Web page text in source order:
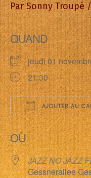
ParSonny Troupé
QUAND
jeudi 01
21:30
AJOUTER AU
Télécharger ICS
OÙ
JAZZ NO JAZZ
Gessnerallee